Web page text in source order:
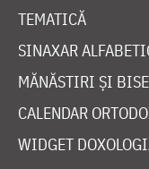
TEMATICĂ
SINAXAR
MĂNĂSTIRI ȘI
CALENDAR
WIDGET